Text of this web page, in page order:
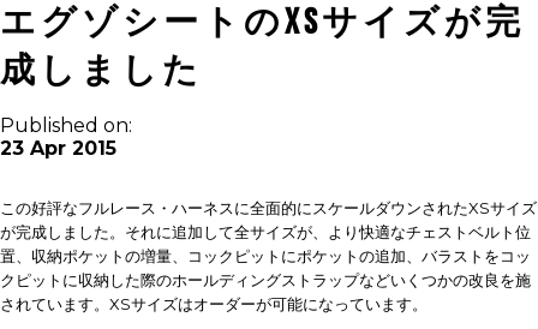
エグゾシートのXSサイズが完
成しました
Published on:
23 Apr 2015
この好評なフルレース・ハーネスに全面的にスケールダウンされたXSサイズ
が完成しました。それに追加して全サイズが、より快適なチェストベルト位
置、収納ポケットの増量、コックピットにポケットの追加、バラストをコッ
クピットに収納した際のホールディングストラップなどいくつかの改良を施
されています。XSサイズはオーダーが可能になっています。